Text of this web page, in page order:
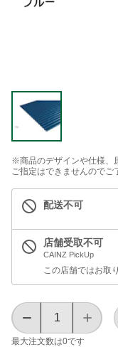
※商品のデザインや仕様、
ご指定はできませんのでご
配送不可
店舗受取不可
CAINZ PickUp
この店舗ではお取
最大注文数は0です